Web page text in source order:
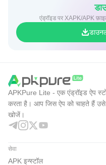
APKPure Lite - एक एंड्रॉइड ऐप
करता है। आप जिस ऐप को चाहते हैं
खोजें।
सेवा
APK इन्स्टॉल